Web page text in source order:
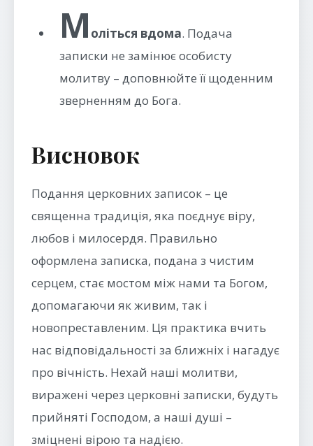
М оліться вдома. Подача
записки не замінює особисту
молитву – доповнюйте її щоденним
зверненням до Бога.
Висновок
Подання церковних записок – це
священна традиція, яка поєднує віру,
любов і милосердя. Правильно
оформлена записка, подана з чистим
серцем, стає мостом між нами та Богом,
допомагаючи як живим, так і
новопреставленим. Ця практика вчить
нас відповідальності за ближніх і нагадує
про вічність. Нехай наші молитви,
виражені через церковні записки, будуть
прийняті Господом, а наші душі –
зміцнені вірою та надією.